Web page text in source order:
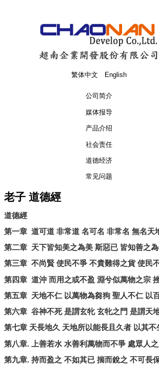
繁体中文 English
公司简介
媒体报导
产品介绍
社会责任
道德经济
常见问题
老子 道德經
道德經
第一章 道可道 非常道 名可名 非常名 無名天
第二章 天下皆知美之為美 斯惡已 皆知善之
第三章 不尚賢 使民不爭 不貴難得之貨 使民
第四章 道沖 而用之或不盈 淵兮似萬物之宗
第五章 天地不仁 以萬物為芻狗 聖人不仁 以
第六章 谷神不死 是謂玄牝 玄牝之門 是謂天
第七章 天長地久 天地所以能長且久者 以其不
第八章. 上善若水 水善利萬物而不爭 處眾人
第九章. 持而盈之 不如其已 揣而銳之 不可長